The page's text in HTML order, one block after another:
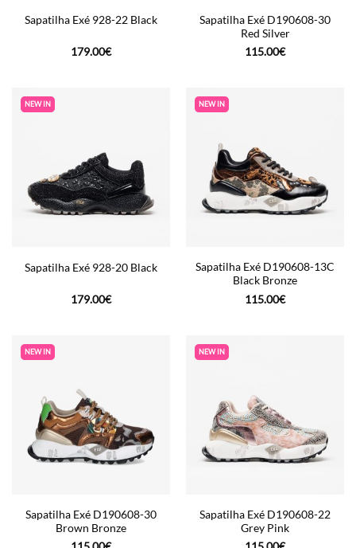
Sapatilha Exé 928-22 Black
179.00€
Sapatilha Exé D190608-30
Red Silver
115.00€
NEW IN
Sapatilha Exé 928-20 Black
179.00€
NEW IN
Sapatilha Exé D190608-13C
Black Bronze
115.00€
NEW IN
Sapatilha Exé D190608-30
Brown Bronze
NEW IN
Sapatilha Exé D190608-22
Grey Pink